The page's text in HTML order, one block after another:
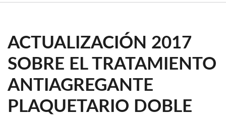
ACTUALIZACIÓN 2017
SOBRE EL TRATAMIENTO
ANTIAGREGANTE
PLAQUETARIO DOBLE